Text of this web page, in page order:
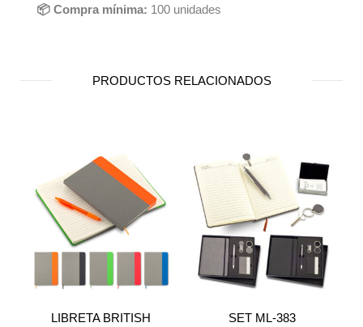
📦 Compra mínima: 100 unidades
PRODUCTOS RELACIONADOS
LIBRETA BRITISH SET ML-383